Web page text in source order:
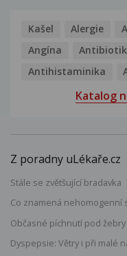
Kašel Alergie
Angína
Antihistaminika
Katalog
Z poradny uLékaře.cz
Stále se zvětšující bradavka
Co znamená nehomogenní
Občasné píchnutí pod žebry
Dyspepsie: Větry i při malé